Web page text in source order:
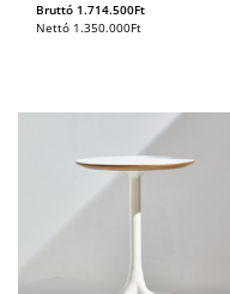
Bruttó 1.714.500Ft
Nettó 1.350.000Ft